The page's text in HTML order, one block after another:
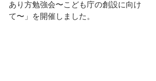
あり方勉強会〜こども庁の創設に向け
て〜」を開催しました。